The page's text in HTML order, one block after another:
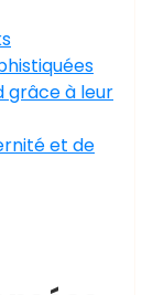
grâce à leur
et de